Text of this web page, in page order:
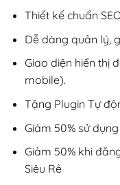
Thiết kế chuẩn
Dễ dàng quản lý,
Giao diện hiển thị
mobile).
Tặng Plugin Tự
Giảm 50% sử
Giảm 50% khi
Siêu Rẻ